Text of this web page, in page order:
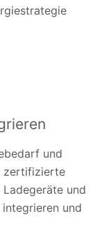
und
zertifizierte
und
und